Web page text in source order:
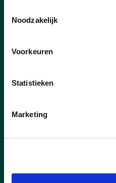
Noodzakelijk
Voorkeuren
Statistieken
Marketing